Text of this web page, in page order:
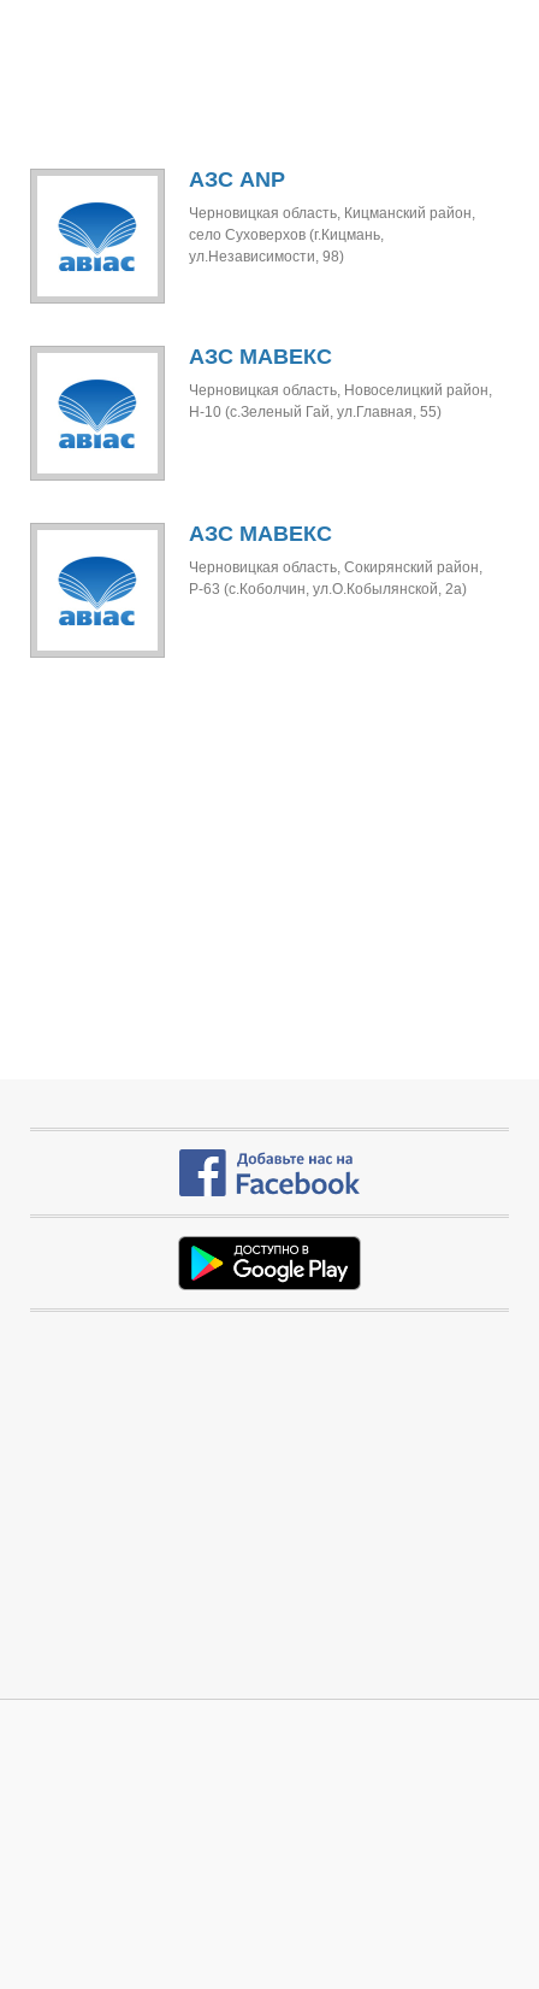
АЗС ANP
Черновицкая область, Кицманский район,
село Суховерхов (г.Кицмань,
ул.Независимости, 98)
АЗС МАВЕКС
Черновицкая область, Новоселицкий район,
Н-10 (с.Зеленый Гай, ул.Главная, 55)
АЗС МАВЕКС
Черновицкая область, Сокирянский район,
Р-63 (с.Коболчин, ул.О.Кобылянской, 2а)